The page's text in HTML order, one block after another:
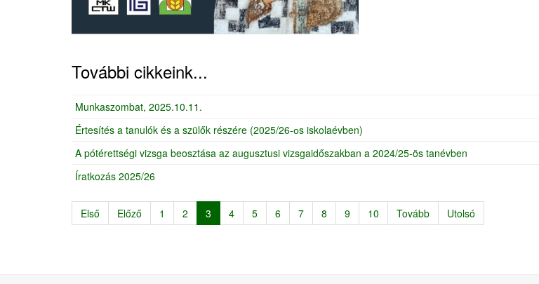
További cikkeink...
Munkaszombat, 2025.10.11.
Értesítés a tanulók és a szülők részére (2025/26-оs iskolaévben)
A pótérettségi vizsga beosztása az augusztusi vizsgaidőszakban a 2024/25-ös tanévben
Íratkozás 2025/26
Első Előző 1 2 3 4 5 6 7 8 9 10 Tovább Utolsó